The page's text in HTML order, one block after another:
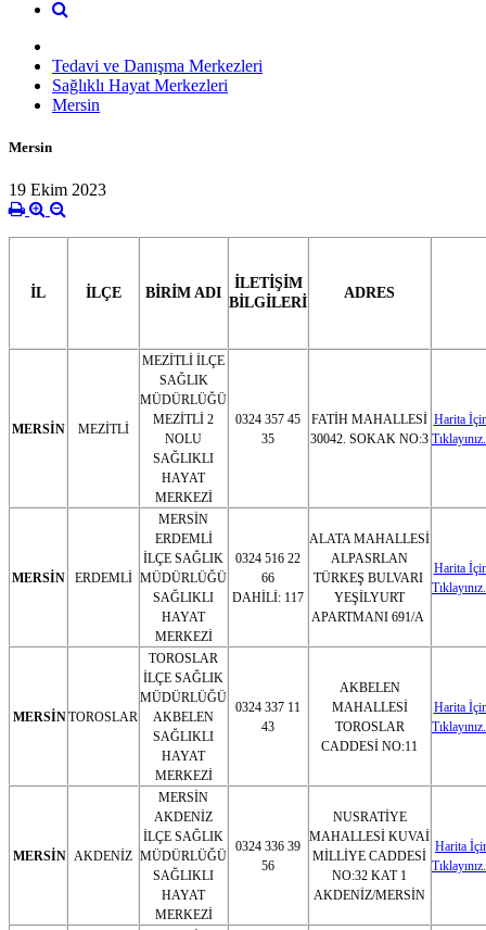
Tedavi ve Danışma Merkezleri
Sağlıklı Hayat Merkezleri
Mersin
Mersin
19 Ekim 2023
İL İLÇE BİRİM ADI
İLETİŞİM
BİLGİLERİ
ADRES
MERSİN MEZİTLİ
MEZİTLİ İLÇE
SAĞLIK
MÜDÜRLÜĞÜ
MEZİTLİ 2
NOLU
SAĞLIKLI
HAYAT
MERKEZİ
0324 357 45
35
FATİH MAHALLESİ
30042. SOKAK NO:3
Harita
MERSİN ERDEMLİ
MERSİN
ERDEMLİ
İLÇE SAĞLIK
MÜDÜRLÜĞÜ
SAĞLIKLI
HAYAT
MERKEZİ
0324 516 22
66
DAHİLİ: 117
ALATA MAHALLESİ
ALPASRLAN
TÜRKEŞ BULVARI
YEŞİLYURT
APARTMANI 691/A
Harita
MERSİNTOROSLAR
TOROSLAR
İLÇE SAĞLIK
MÜDÜRLÜĞÜ
AKBELEN
SAĞLIKLI
HAYAT
MERKEZİ
0324 337 11
43
AKBELEN
MAHALLESİ
TOROSLAR
CADDESİ NO:11
Harita
MERSİN AKDENİZ
MERSİN
AKDENİZ
İLÇE SAĞLIK
MÜDÜRLÜĞÜ
SAĞLIKLI
HAYAT
MERKEZİ
0324 336 39
56
NUSRATİYE
MAHALLESİ KUVAİ
MİLLİYE CADDESİ
NO:32 KAT 1
AKDENİZ/MERSİN
Harita